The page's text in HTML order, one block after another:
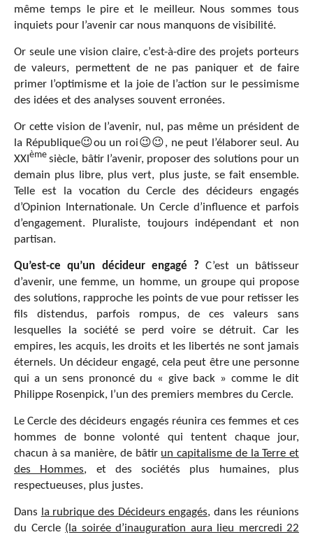
même temps le pire et le meilleur. Nous sommes tous
inquiets pour l’avenir car nous manquons de visibilité.
Or seule une vision claire, c’est-à-dire des projets porteurs
de valeurs, permettent de ne pas paniquer et de faire
primer l’optimisme et la joie de l’action sur le pessimisme
des idées et des analyses souvent erronées.
Or cette vision de l’avenir, nul, pas même un président de
la République😉ou un roi😉😉, ne peut l’élaborer seul. Au
XXI ème siècle, bâtir l’avenir, proposer des solutions pour un
demain plus libre, plus vert, plus juste, se fait ensemble.
Telle est la vocation du Cercle des décideurs engagés
d’Opinion Internationale. Un Cercle d’influence et parfois
d’engagement. Pluraliste, toujours indépendant et non
partisan.
Qu’est-ce qu’un décideur engagé ?C’est un bâtisseur
d’avenir, une femme, un homme, un groupe qui propose
des solutions, rapproche les points de vue pour retisser les
fils distendus, parfois rompus, de ces valeurs sans
lesquelles la société se perd voire se détruit. Car les
empires, les acquis, les droits et les libertés ne sont jamais
éternels. Un décideur engagé, cela peut être une personne
qui a un sens prononcé du « give back » comme le dit
Philippe Rosenpick, l’un des premiers membres du Cercle.
Le Cercle des décideurs engagés réunira ces femmes et ces
hommes de bonne volonté qui tentent chaque jour,
chacun à sa manière, de bâtir un capitalisme de la Terre et
des Hommes, et des sociétés plus humaines, plus
respectueuses, plus justes.
Dans la rubrique des Décideurs engagés, dans les réunions
du Cercle (la soirée d’inauguration aura lieu mercredi 22